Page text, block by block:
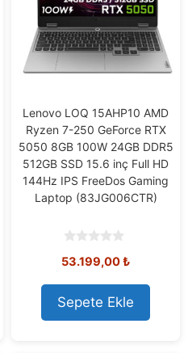
Lenovo LOQ 15AHP10 AMD
Ryzen 7-250 GeForce RTX
5050 8GB 100W 24GB DDR5
512GB SSD 15.6 inç Full HD
144Hz IPS FreeDos Gaming
Laptop (83JG006CTR)
o
t
o
f
5
53.199,00₺
Sepete Ekle